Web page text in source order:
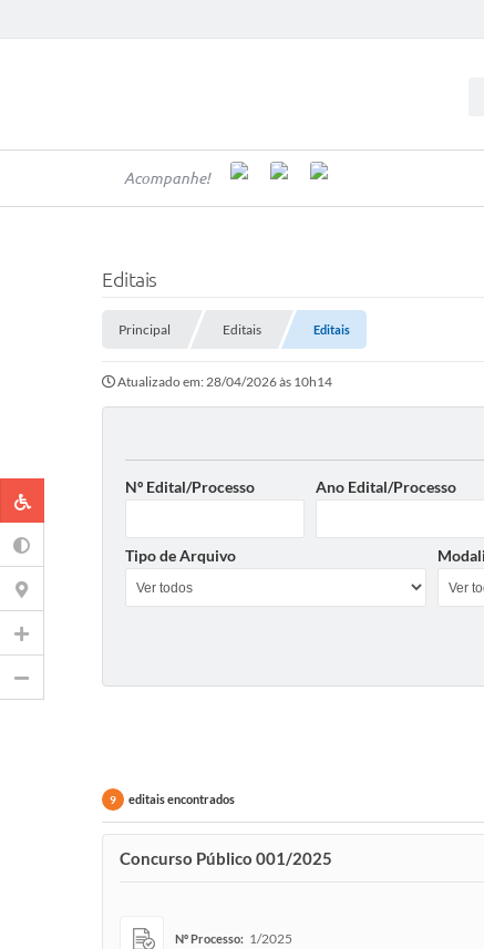
Acompanhe!
Editais
Principal Editais Editais
Atualizado em: 28/04/2026 às 10h14
Nº Edital/Processo Ano Edital/Processo
Tipo de Arquivo
9 editais encontrados
Concurso Público 001/2025
Nº Processo: 1/2025